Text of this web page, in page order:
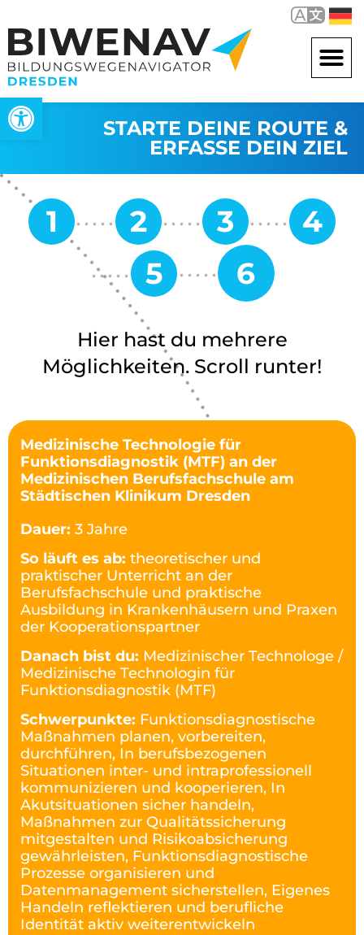
Werkzeugleiste öffnen
STARTE DEINE ROUTE &
ERFASSE DEIN ZIEL
Hier hast du mehrere
Möglichkeiten. Scroll runter!
Medizinische Technologie für
Funktionsdiagnostik (MTF) an der
Medizinischen Berufsfachschule am
Städtischen Klinikum Dresden
Dauer: 3 Jahre
So läuft es ab: theoretischer und
praktischer Unterricht an der
Berufsfachschule und praktische
Ausbildung in Krankenhäusern und Praxen
der Kooperationspartner
Danach bist du: Medizinischer Technologe /
Medizinische Technologin für
Funktionsdiagnostik (MTF)
Schwerpunkte: Funktionsdiagnostische
Maßnahmen planen, vorbereiten,
durchführen, In berufsbezogenen
Situationen inter- und intraprofessionell
kommunizieren und kooperieren, In
Akutsituationen sicher handeln,
Maßnahmen zur Qualitätssicherung
mitgestalten und Risikoabsicherung
gewährleisten, Funktionsdiagnostische
Prozesse organisieren und
Datenmanagement sicherstellen, Eigenes
Handeln reflektieren und berufliche
Identität aktiv weiterentwickeln